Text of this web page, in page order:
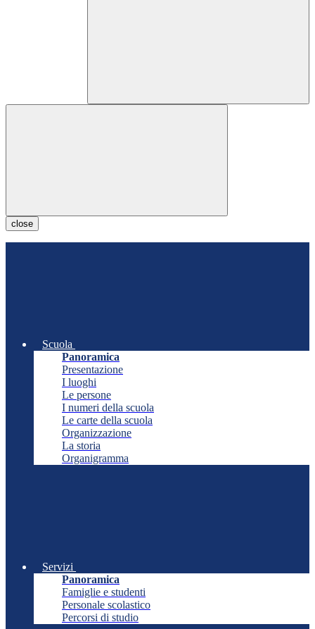
close
Scuola
Panoramica
Presentazione
I luoghi
Le persone
I numeri della scuola
Le carte della scuola
Organizzazione
La storia
Organigramma
Servizi
Panoramica
Famiglie e studenti
Personale scolastico
Percorsi di studio